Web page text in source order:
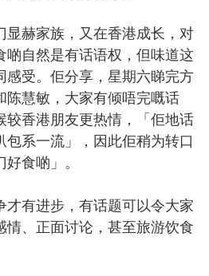
赫家族，又在香港成长，对
啲自然是有话语权，但味道这
感受。佢分享，星期六睇完方
陈慧敏，大家有倾唔完嘅话
较香港朋友更热情，「佢地话
包系一流」，因此佢稍为转口
食啲」。
有进步，有话题可以令大家
情、正面讨论，甚至旅游饮食